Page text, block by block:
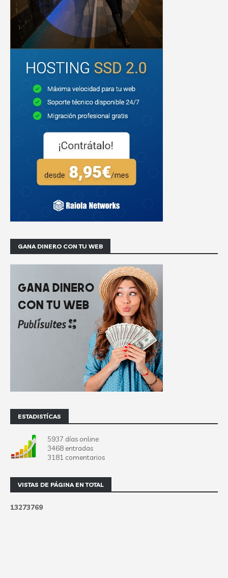
GANA DINERO CON TU WEB
ESTADISTÍCAS
5937 días online
3468 entradas
3181 comentarios
VISTAS DE PÁGINA EN TOTAL
13273769